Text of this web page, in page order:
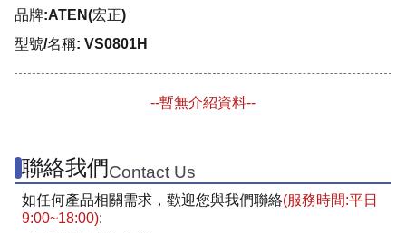
品牌:ATEN(宏正)
型號/名稱: VS0801H
--暫無介紹資料--
聯絡我們Contact Us
如任何產品相關需求，歡迎您與我們聯絡(服務時間:平日
9:00~18:00):